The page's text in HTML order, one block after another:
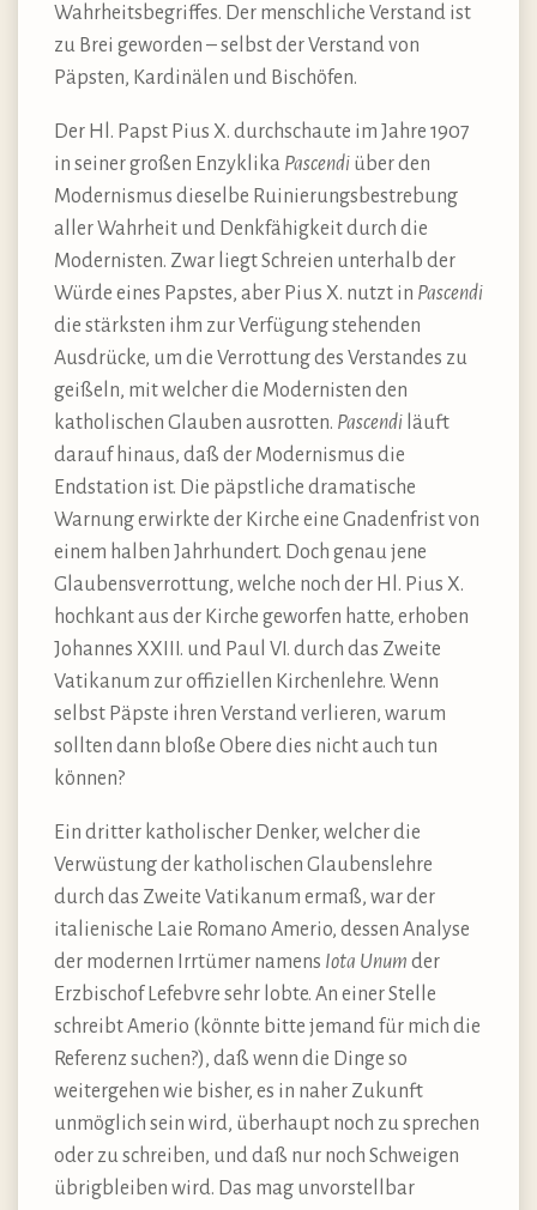
Wahrheitsbegriffes. Der menschliche Verstand ist
zu Brei geworden – selbst der Verstand von
Päpsten, Kardinälen und Bischöfen.
Der Hl. Papst Pius X. durchschaute im Jahre 1907
in seiner großen Enzyklika Pascendi über den
Modernismus dieselbe Ruinierungsbestrebung
aller Wahrheit und Denkfähigkeit durch die
Modernisten. Zwar liegt Schreien unterhalb der
Würde eines Papstes, aber Pius X. nutzt in Pascendi
die stärksten ihm zur Verfügung stehenden
Ausdrücke, um die Verrottung des Verstandes zu
geißeln, mit welcher die Modernisten den
katholischen Glauben ausrotten. Pascendi läuft
darauf hinaus, daß der Modernismus die
Endstation ist. Die päpstliche dramatische
Warnung erwirkte der Kirche eine Gnadenfrist von
einem halben Jahrhundert. Doch genau jene
Glaubensverrottung, welche noch der Hl. Pius X.
hochkant aus der Kirche geworfen hatte, erhoben
Johannes XXIII. und Paul VI. durch das Zweite
Vatikanum zur offiziellen Kirchenlehre. Wenn
selbst Päpste ihren Verstand verlieren, warum
sollten dann bloße Obere dies nicht auch tun
können?
Ein dritter katholischer Denker, welcher die
Verwüstung der katholischen Glaubenslehre
durch das Zweite Vatikanum ermaß, war der
italienische Laie Romano Amerio, dessen Analyse
der modernen Irrtümer namens Iota Unum der
Erzbischof Lefebvre sehr lobte. An einer Stelle
schreibt Amerio (könnte bitte jemand für mich die
Referenz suchen?), daß wenn die Dinge so
weitergehen wie bisher, es in naher Zukunft
unmöglich sein wird, überhaupt noch zu sprechen
oder zu schreiben, und daß nur noch Schweigen
übrigbleiben wird. Das mag unvorstellbar